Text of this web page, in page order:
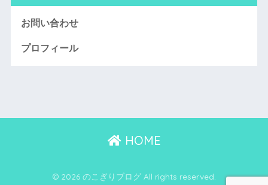
お問い合わせ
プロフィール
HOME
© 2026 のこぎりブログ All rights reserved.